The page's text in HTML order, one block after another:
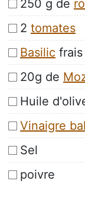
250 g de
2 tomates
Basilic frais
20g de
Huile
Vinaigre
Sel
poivre